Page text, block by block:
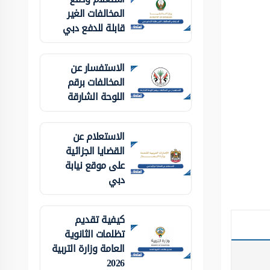
المخالفات الغير
قابلة للدفع دبي
الاستفسار عن
المخالفات برقم
اللوحة الشارقة
الاستعلام عن
القضايا الجزائية
على موقع نيابة
دبي
كيفية تقديم
تظلمات الثانوية
العامة وزارة التربية
2026